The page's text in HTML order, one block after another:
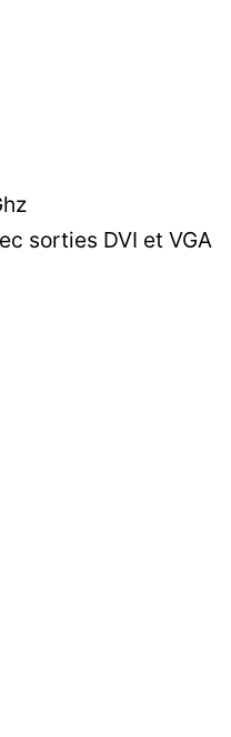
sorties DVI et VGA